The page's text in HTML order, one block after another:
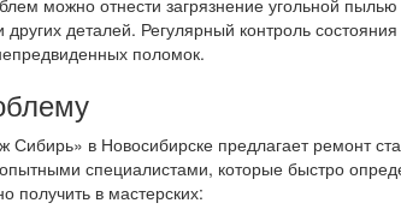
можно отнести загрязнение угольной
других деталей. Регулярный контроль
поломок.
Сибирь» в Новосибирске предлагает ремонт
специалистами, которые быстро
получить в мастерских: